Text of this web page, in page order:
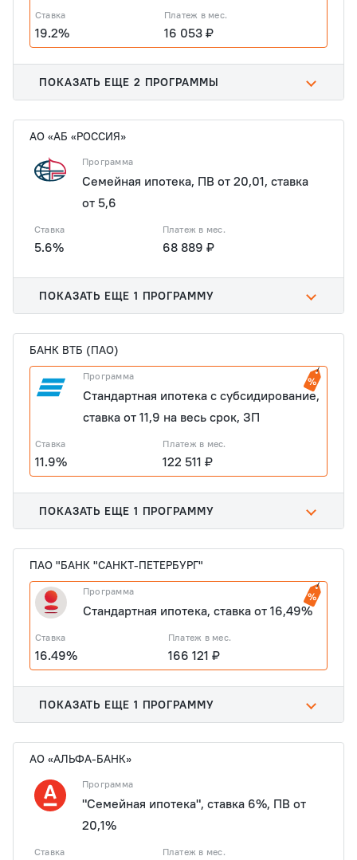
Ставка
19.2%
Платеж в мес.
16 053 ₽
ПОКАЗАТЬ ЕЩЕ 2 ПРОГРАММЫ
АО «АБ «РОССИЯ»
Программа
Семейная ипотека, ПВ от 20,01, ставка
от 5,6
Ставка
5.6%
Платеж в мес.
68 889 ₽
ПОКАЗАТЬ ЕЩЕ 1 ПРОГРАММУ
БАНК ВТБ (ПАО)
Программа
Стандартная ипотека с субсидирование,
ставка от 11,9 на весь срок, ЗП
Ставка
11.9%
Платеж в мес.
122 511 ₽
ПОКАЗАТЬ ЕЩЕ 1 ПРОГРАММУ
ПАО "БАНК "САНКТ-ПЕТЕРБУРГ"
Программа
Стандартная ипотека, ставка от 16,49%
Ставка
16.49%
Платеж в мес.
166 121 ₽
ПОКАЗАТЬ ЕЩЕ 1 ПРОГРАММУ
АО «АЛЬФА-БАНК»
Программа
"Семейная ипотека", ставка 6%, ПВ от
20,1%
Ставка Платеж в мес.